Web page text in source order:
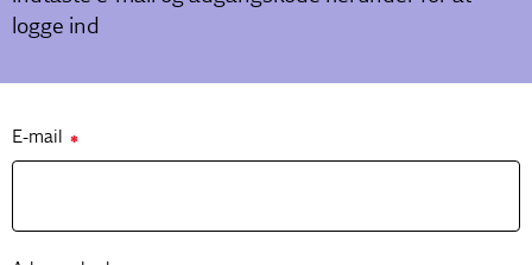
logge ind
E-mail ✱